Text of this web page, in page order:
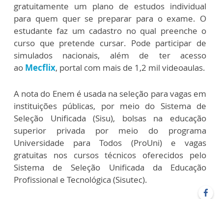
gratuitamente um plano de estudos individual
para quem quer se preparar para o exame. O
estudante faz um cadastro no qual preenche o
curso que pretende cursar. Pode participar de
simulados nacionais, além de ter acesso
ao Mecflix, portal com mais de 1,2 mil videoaulas.
A nota do Enem é usada na seleção para vagas em
instituições públicas, por meio do Sistema de
Seleção Unificada (Sisu), bolsas na educação
superior privada por meio do programa
Universidade para Todos (ProUni) e vagas
gratuitas nos cursos técnicos oferecidos pelo
Sistema de Seleção Unificada da Educação
Profissional e Tecnológica (Sisutec).